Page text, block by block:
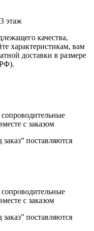
этаж
качества,
характеристикам, вам
доставки в размере
с заказом
поставляются
с заказом
поставляются